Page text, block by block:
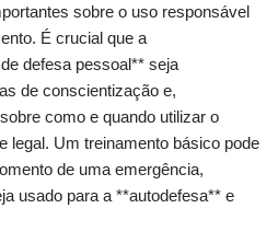
sobre o uso responsável
É crucial que a
defesa pessoal** seja
de conscientização e,
como e quando utilizar o
legal. Um treinamento básico pode
de uma emergência,
usado para a **autodefesa** e